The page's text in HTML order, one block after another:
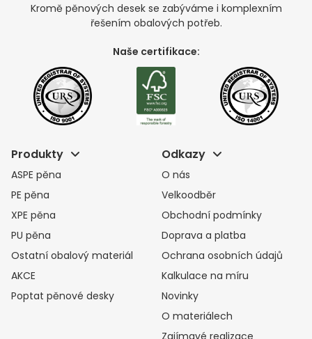
Produkty
ASPE pěna
PE pěna
XPE pěna
PU pěna
Ostatní obalový materiál
AKCE
Poptat pěnové desky
Odkazy
O nás
Velkoodběr
Obchodní podmínky
Doprava a platba
Ochrana osobních údajů
Kalkulace na míru
Novinky
O materiálech
Zajímavé realizace
Kromě pěnových desek se zabýváme i komplexním
řešením obalových potřeb.
Naše certifikace: